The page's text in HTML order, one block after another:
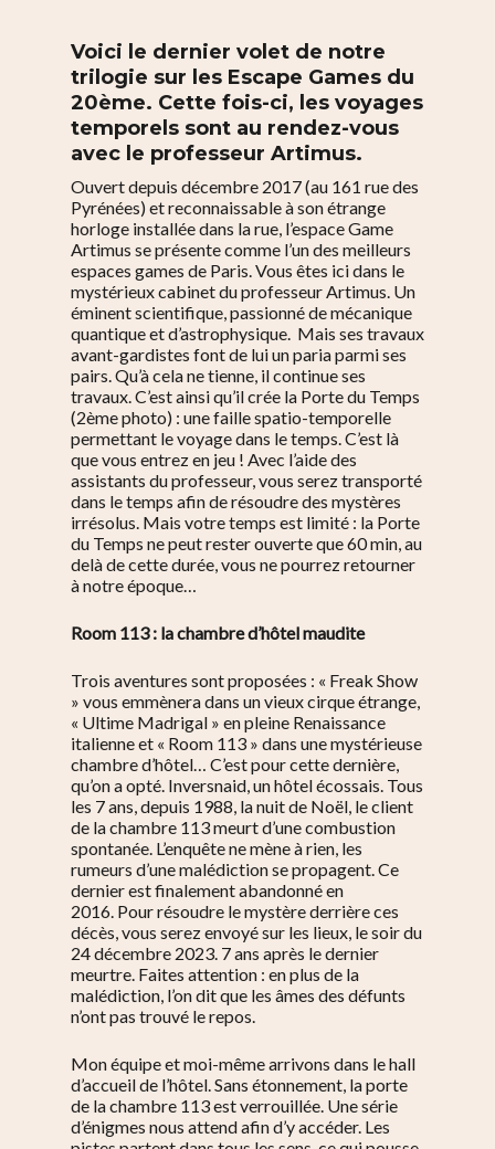
Voici le dernier volet de notre
trilogie sur les Escape Games du
20ème. Cette fois-ci, les voyages
temporels sont au rendez-vous
avec le professeur Artimus.
Ouvert depuis décembre 2017 (au 161 rue des
Pyrénées) et reconnaissable à son étrange
horloge installée dans la rue, l’espace Game
Artimus se présente comme l’un des meilleurs
espaces games de Paris. Vous êtes ici dans le
mystérieux cabinet du professeur Artimus. Un
éminent scientifique, passionné de mécanique
quantique et d’astrophysique. Mais ses travaux
avant-gardistes font de lui un paria parmi ses
pairs. Qu’à cela ne tienne, il continue ses
travaux. C’est ainsi qu’il crée la Porte du Temps
(2ème photo) : une faille spatio-temporelle
permettant le voyage dans le temps. C’est là
que vous entrez en jeu ! Avec l’aide des
assistants du professeur, vous serez transporté
dans le temps afin de résoudre des mystères
irrésolus. Mais votre temps est limité : la Porte
du Temps ne peut rester ouverte que 60 min, au
delà de cette durée, vous ne pourrez retourner
à notre époque…
Room 113 : la chambre d’hôtel maudite
Trois aventures sont proposées : « Freak Show
» vous emmènera dans un vieux cirque étrange,
« Ultime Madrigal » en pleine Renaissance
italienne et « Room 113 » dans une mystérieuse
chambre d’hôtel… C’est pour cette dernière,
qu’on a opté. Inversnaid, un hôtel écossais. Tous
les 7 ans, depuis 1988, la nuit de Noël, le client
de la chambre 113 meurt d’une combustion
spontanée. L’enquête ne mène à rien, les
rumeurs d’une malédiction se propagent. Ce
dernier est finalement abandonné en
2016. Pour résoudre le mystère derrière ces
décès, vous serez envoyé sur les lieux, le soir du
24 décembre 2023. 7 ans après le dernier
meurtre. Faites attention : en plus de la
malédiction, l’on dit que les âmes des défunts
n’ont pas trouvé le repos.
Mon équipe et moi-même arrivons dans le hall
d’accueil de l’hôtel. Sans étonnement, la porte
de la chambre 113 est verrouillée. Une série
d’énigmes nous attend afin d’y accéder. Les